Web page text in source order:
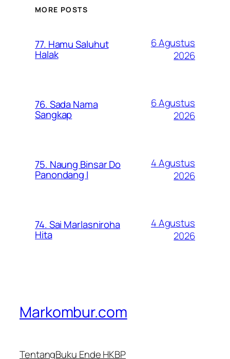
MORE POSTS
77. Hamu Saluhut
Halak
6 Agustus
2026
76. Sada Nama
Sangkap
6 Agustus
2026
75. Naung Binsar Do
Panondang I
4 Agustus
2026
74. Sai Marlasniroha
Hita
4 Agustus
2026
Markombur.com
TentangBuku Ende HKBP